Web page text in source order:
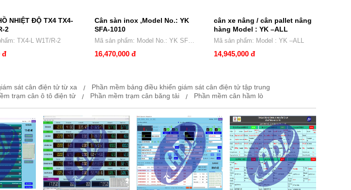
NHIỆT ĐỘ TX4 TX4-
2
Mã sản phẩm: TX4-L W1T/R-2
đ
Cân sàn inox ,Model No.: YK
SFA-1010
Mã sản phẩm: Model No.: YK SFA-
1010
16,470,000 đ
cân xe nâng / cân pallet nâng
hàng Model : YK –ALL
Mã sản phẩm: Model : YK –ALL
14,945,000 đ
sát cân điện tử từ xa
Phần mềm bảng điều khiển giám sát cân điện tử tập trung
trạm cân ô tô điện tử
Phần mềm trạm cân băng tải Phần mềm cân hầm lò